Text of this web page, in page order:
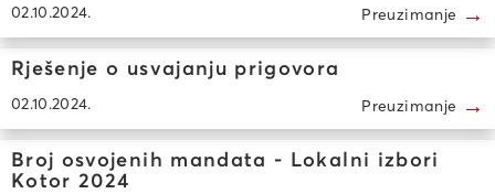
02.10.2024. Preuzimanje →
Rješenje o usvajanju prigovora
02.10.2024. Preuzimanje →
Broj osvojenih mandata - Lokalni izbori
Kotor 2024